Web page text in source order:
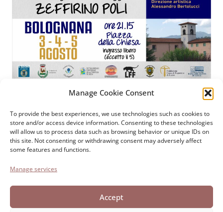
Manage Cookie Consent
To provide the best experiences, we use technologies such as cookies to
store and/or access device information. Consenting to these technologies
will allow us to process data such as browsing behavior or unique IDs on
this site. Not consenting or withdrawing consent may adversely affect
some features and functions.
Manage services
Accept
Paolo Cresci FoundationFor the history of Italian
emigration
Cortile Carrara, 1 - 55100 Lucca
Tel 0583 417483/4; Fax 0583 417770
Accessibility
Cookie Policy